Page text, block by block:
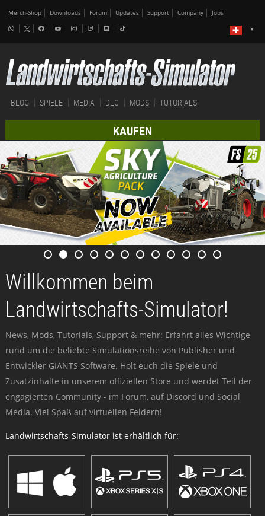
Merch-Shop Downloads Forum Updates Support Company Jobs
BLOG SPIELE MEDIA DLC MODS TUTORIALS
KAUFEN
Willkommen beim
Landwirtschafts-Simulator!
News, Mods, Tutorials, Support & mehr: Erfahrt alles Wichtige
rund um die beliebte Simulationsreihe von Publisher und
Entwickler GIANTS Software. Holt euch die Spiele und
Zusatzinhalte in unserem offiziellen Store und werdet Teil der
engagierten Community - im Forum, auf Discord und Social
Media. Viel Spaß auf virtuellen Feldern!
Landwirtschafts-Simulator ist erhältlich für: